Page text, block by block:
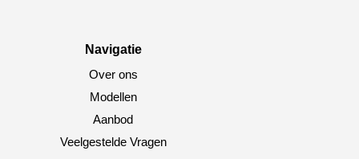
Navigatie
Over ons
Modellen
Aanbod
Veelgestelde Vragen